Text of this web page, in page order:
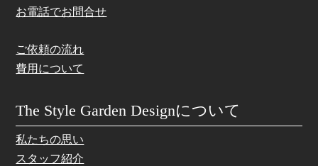
お電話でお問合せ
ご依頼の流れ
費用について
The Style Garden Designについて
私たちの思い
スタッフ紹介